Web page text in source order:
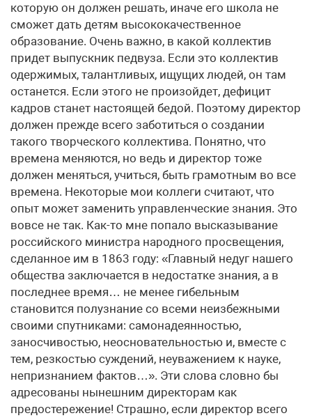
которую он должен решать, иначе его школа не
сможет дать детям высококачественное
образование. Очень важно, в какой коллектив
придет выпускник педвуза. Если это коллектив
одержимых, талантливых, ищущих людей, он там
останется. Если этого не произойдет, дефицит
кадров станет настоящей бедой. Поэтому директор
должен прежде всего заботиться о создании
такого творческого коллектива. Понятно, что
времена меняются, но ведь и директор тоже
должен меняться, учиться, быть грамотным во все
времена. Некоторые мои коллеги считают, что
опыт может заменить управленческие знания. Это
вовсе не так. Как-то мне попало высказывание
российского министра народного просвещения,
сделанное им в 1863 году: «Главный недуг нашего
общества заключается в недостатке знания, а в
последнее время… не менее гибельным
становится полузнание со всеми неизбежными
своими спутниками: самонадеянностью,
заносчивостью, неосновательностью и, вместе с
тем, резкостью суждений, неуважением к науке,
непризнанием фактов…». Эти слова словно бы
адресованы нынешним директорам как
предостережение! Страшно, если директор всего